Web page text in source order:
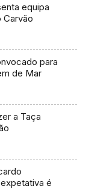
equipa
Carvão
para
de Mar
a Taça
é